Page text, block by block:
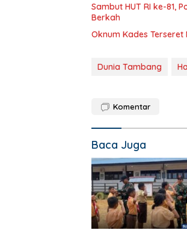
Sambut HUT RI ke-81,
Berkah
Oknum Kades
Dunia Tambang
Komentar
Baca Juga